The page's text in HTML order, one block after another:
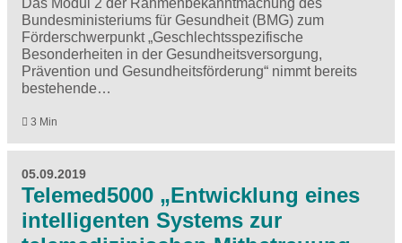
Das Modul 2 der Rahmenbekanntmachung des
Bundesministeriums für Gesundheit (BMG) zum
Förderschwerpunkt „Geschlechtsspezifische
Besonderheiten in der Gesundheitsversorgung,
Prävention und Gesundheitsförderung“ nimmt bereits
bestehende…
3 Min
05.09.2019
Telemed5000 „Entwicklung eines
intelligenten Systems zur